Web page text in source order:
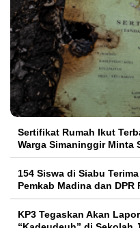
Sertifikat Rumah Ikut
Warga Simaninggir Minta
154 Siswa di Siabu
Pemkab Madina dan DPR
KP3 Tegaskan Akan